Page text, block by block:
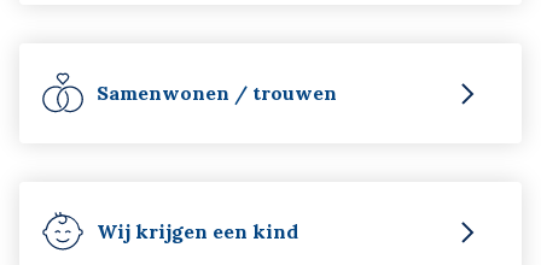
Samenwonen / trouwen
Wij krijgen een kind